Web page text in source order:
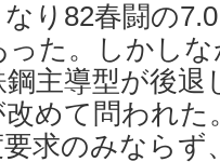
り82春闘の
った。しかし
主導型が後退
改めて問われ
求のみならず